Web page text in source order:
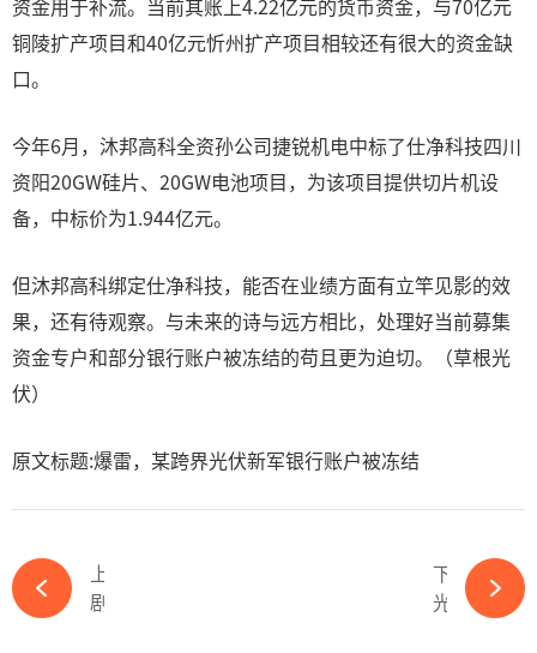
资金用于补流。当前其账上4.22亿元的货币资金，与70亿元
铜陵扩产项目和40亿元忻州扩产项目相较还有很大的资金缺
口。
今年6月，沐邦高科全资孙公司捷锐机电中标了仕净科技四川
资阳20GW硅片、20GW电池项目，为该项目提供切片机设
备，中标价为1.944亿元。
但沐邦高科绑定仕净科技，能否在业绩方面有立竿见影的效
果，还有待观察。与未来的诗与远方相比，处理好当前募集
资金专户和部分银行账户被冻结的苟且更为迫切。（草根光
伏）
原文标题:爆雷，某跨界光伏新军银行账户被冻结
下一篇
光伏行业“回暖”，或许已不远-必赢体育官网网站